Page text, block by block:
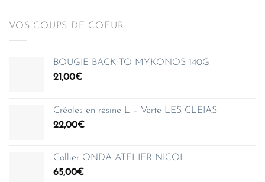
VOS COUPS DE COEUR
BOUGIE BACK TO MYKONOS 140G
21,00€
Créoles en résine L – Verte LES CLEIAS
22,00€
Collier ONDA ATELIER NICOL
65,00€